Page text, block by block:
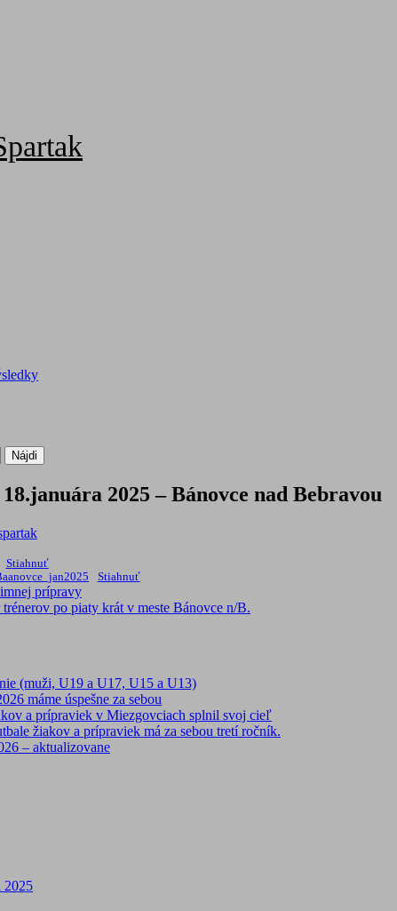
2025 – Bánovce nad Bebravou
Stiahnuť
Stiahnuť
prípravy
po piaty krát v meste Bánovce n/B.
(muži, U19 a U17, U15 a U13)
máme úspešne za sebou
a prípraviek v Miezgovciach splnil svoj cieľ
žiakov a prípraviek má za sebou tretí ročník.
– aktualizovane
2025